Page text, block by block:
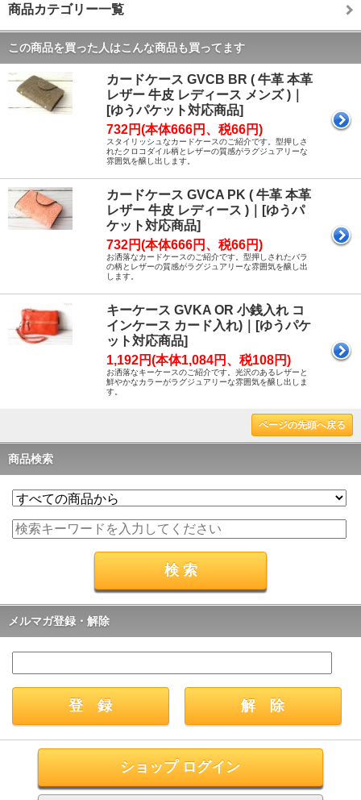
商品カテゴリー一覧
この商品を買った人はこんな商品も買ってます
カードケース GVCB BR ( 牛革 本革
レザー 牛皮 レディース メンズ )｜
[ゆうパケット対応商品]
732円(本体666円、税66円)
スタイリッシュなカードケースのご紹介です。型押しさ
れたクロコダイル柄とレザーの質感がラグジュアリーな
雰囲気を醸し出します。
カードケース GVCA PK ( 牛革 本革
レザー 牛皮 レディース )｜[ゆうパ
ケット対応商品]
732円(本体666円、税66円)
お洒落なカードケースのご紹介です。型押しされたバラ
の柄とレザーの質感がラグジュアリーな雰囲気を醸し出
します。
キーケース GVKA OR 小銭入れ コ
インケース カード入れ)｜[ゆうパケ
ット対応商品]
1,192円(本体1,084円、税108円)
お洒落なキーケースのご紹介です。光沢のあるレザーと
鮮やかなカラーがラグジュアリーな雰囲気を醸し出しま
す。
ページの先頭へ戻る
商品検索
メルマガ登録・解除
ショップ ログイン